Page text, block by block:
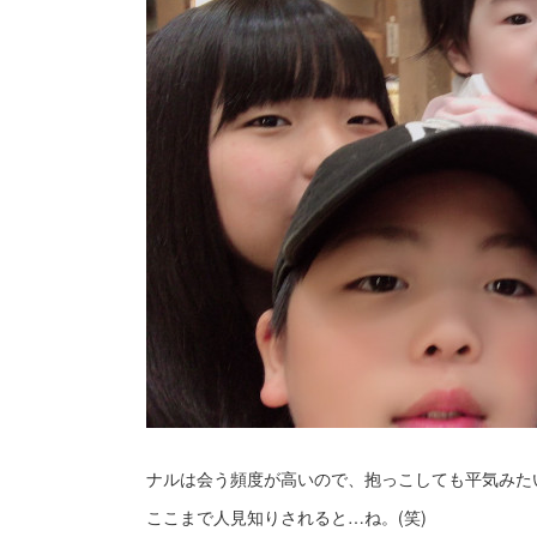
ナルは会う頻度が高いので、抱っこしても平気み
ここまで人見知りされると…ね。(笑)